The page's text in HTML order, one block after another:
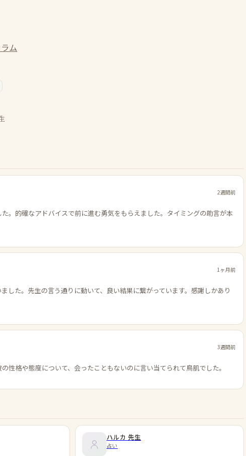
ム
2週間前
。的確なアドバイスで前に進む勇気をもらえました。タイミングの助言が本
1ヶ月前
した。先生の言う通りに動いて、良い結果に繋がっています。感謝しかあり
3週間前
性格や態度について、会ったこともないのに言い当てられて鳥肌でした。
ハルカ 先生
占い